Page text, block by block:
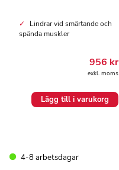
Lindrar vid smärtande och
spända muskler
956 kr
exkl. moms
Lägg till i varukorg
4-8 arbetsdagar